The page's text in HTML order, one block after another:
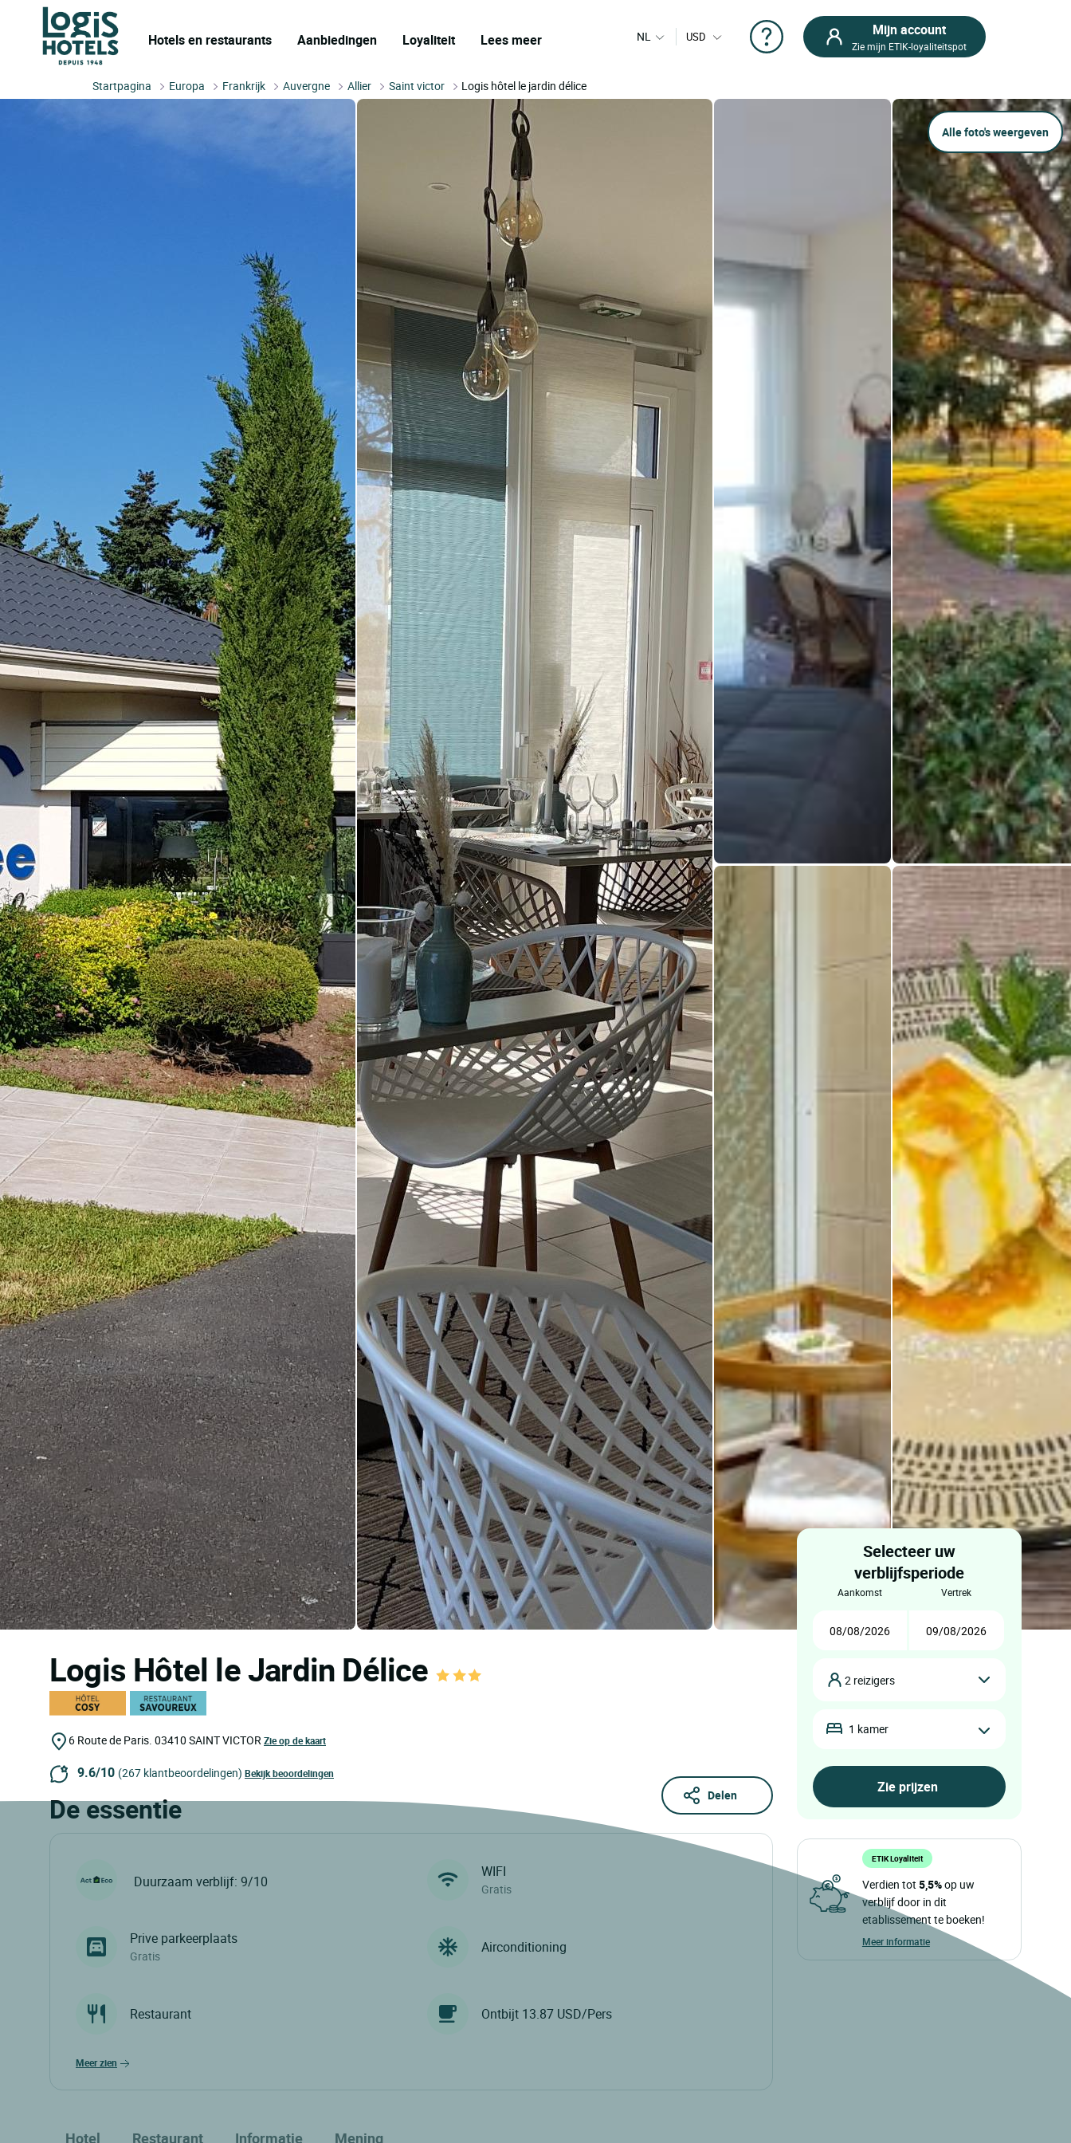
Hotels en restaurants Aanbiedingen Loyaliteit Lees meer NL USD Mijn account
Zie mijn ETIK-loyaliteitspot
Startpagina Europa Frankrijk Auvergne Allier Saint victor Logis hôtel le jardin délice
Alle foto's weergeven
Logis Hôtel le Jardin Délice
6 Route de Paris. 03410 SAINT VICTOR Zie op de kaart
9.6/10 (267 klantbeoordelingen) Bekijk beoordelingen
Delen
De essentie
Duurzaam verblijf: 9/10
WIFI
Gratis
Prive parkeerplaats
Gratis
Airconditioning
Restaurant Ontbijt 13.87 USD/Pers
meer zien
Hotel Restaurant Informatie Mening
Selecteer uw
verblijfsperiode
aankomst vertrek
2 reizigers
1 kamer
ETIK Loyaliteit
Verdien tot 5,5%op uw
verblijf door in dit
etablissement te boeken!
Meer informatie